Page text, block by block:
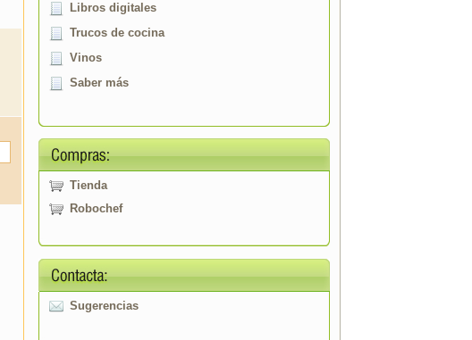
Libros digitales
Trucos de cocina
Vinos
Saber más
Tienda
Robochef
Sugerencias